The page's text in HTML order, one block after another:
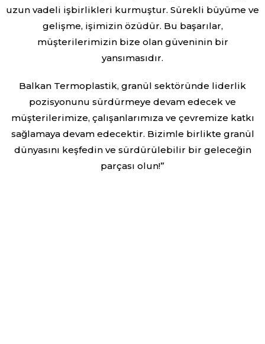
uzun vadeli işbirlikleri kurmuştur. Sürekli büyüme ve
gelişme, işimizin özüdür. Bu başarılar,
müşterilerimizin bize olan güveninin bir
yansımasıdır.
Balkan Termoplastik, granül sektöründe liderlik
pozisyonunu sürdürmeye devam edecek ve
müşterilerimize, çalışanlarımıza ve çevremize katkı
sağlamaya devam edecektir. Bizimle birlikte granül
dünyasını keşfedin ve sürdürülebilir bir geleceğin
parçası olun!”